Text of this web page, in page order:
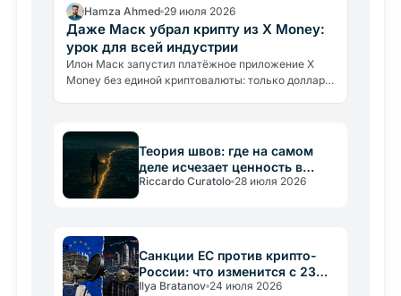
Hamza Ahmed 29 июля 2026
Даже Маск убрал крипту из X Money:
урок для всей индустрии
Илон Маск запустил платёжное приложение X
Money без единой криптовалюты: только доллары
Теория швов: где на самом
деле исчезает ценность в
крипто
Riccardo Curatolo 28 июля 2026
Санкции ЕС против крипто-
России: что изменится с 23
июля 2026
Ilya Bratanov 24 июля 2026